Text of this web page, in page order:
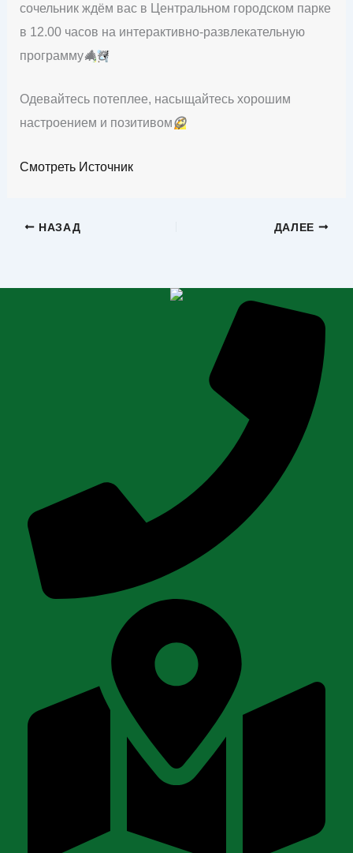
сочельник ждём вас в Центральном городском парке
в 12.00 часов на интерактивно-развлекательную
программу🎄☃️
Одевайтесь потеплее, насыщайтесь хорошим
настроением и позитивом😉
Смотреть Источник
НАЗАД ДАЛЕЕ